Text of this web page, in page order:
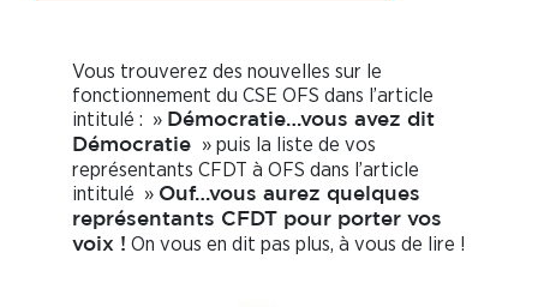
Vous trouverez des nouvelles sur le
fonctionnement du CSE OFS dans l’article
intitulé : » Démocratie…vous avez dit
Démocratie
» puis la liste de vos
représentants CFDT à OFS dans l’article
intitulé » Ouf…vous aurez quelques
représentants CFDT pour porter vos
voix ! On vous en dit pas plus, à vous de lire !